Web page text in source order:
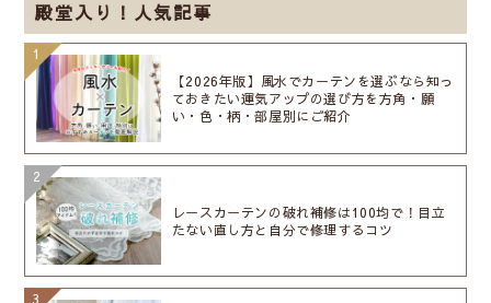
殿堂入り！人気記事
【2026年版】風水でカーテンを選ぶなら知っ
ておきたい運気アップの選び方を方角・願
い・色・柄・部屋別にご紹介
レースカーテンの破れ補修は100均で！目立
たない直し方と自分で修理するコツ